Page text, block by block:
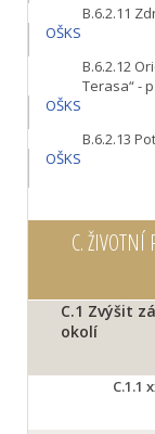
B.6.2.11
OŠKS
B.6.2.12
Terasa“ -
OŠKS
B.6.2.13
OŠKS
C.ŽIVOTNÍ
C.1 Zvýšit
okolí
C.1.1